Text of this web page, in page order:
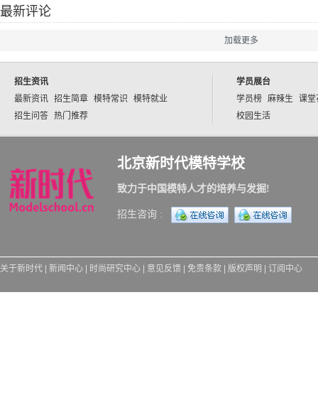
北京新时代模特学校
最新评论
加载更多
招生资讯
最新资讯 招生简章 模特常识
模特就业
招生问答 热门推荐
学员展台
学员榜 麻辣生
课堂
校园生活
北京新时代模特学校
致力于中国模特人才的培养与发掘!
招生咨询 :
关于新时代 | 新闻中心 | 时尚研究中心 | 意见反馈 | 免责条款 | 版权声明 | 订阅中心